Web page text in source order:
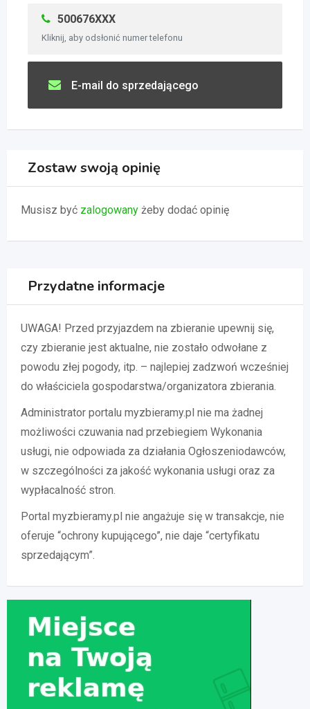
500676XXX
Kliknij, aby odsłonić numer telefonu
E-mail do sprzedającego
Zostaw swoją opinię
Musisz być zalogowany żeby dodać opinię
Przydatne informacje
UWAGA! Przed przyjazdem na zbieranie upewnij się,
czy zbieranie jest aktualne, nie zostało odwołane z
powodu złej pogody, itp. – najlepiej zadzwoń wcześniej
do właściciela gospodarstwa/organizatora zbierania.
Administrator portalu myzbieramy.pl nie ma żadnej
możliwości czuwania nad przebiegiem Wykonania
usługi, nie odpowiada za działania Ogłoszeniodawców,
w szczególności za jakość wykonania usługi oraz za
wypłacalność stron.
Portal myzbieramy.pl nie angażuje się w transakcje, nie
oferuje “ochrony kupującego”, nie daje “certyfikatu
sprzedającym”.